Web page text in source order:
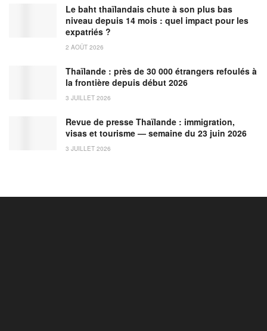
Le baht thaïlandais chute à son plus bas
niveau depuis 14 mois : quel impact pour les
expatriés ?
2 AOÛT 2026
Thaïlande : près de 30 000 étrangers refoulés à
la frontière depuis début 2026
3 JUILLET 2026
Revue de presse Thaïlande : immigration,
visas et tourisme — semaine du 23 juin 2026
3 JUILLET 2026